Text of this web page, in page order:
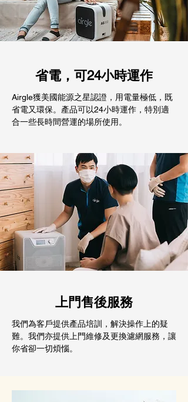
省電，可24小時運作
Airgle獲美國能源之星認證，用電量極低，既
省電又環保。產品可以24小時運作，特別適
合一些長時間營運的場所使用。
上門售後服務
我們為客戶提供產品培訓，解決操作上的疑
難。我們亦提供上門維修及更換濾網服務，讓
你省卻一切煩惱。